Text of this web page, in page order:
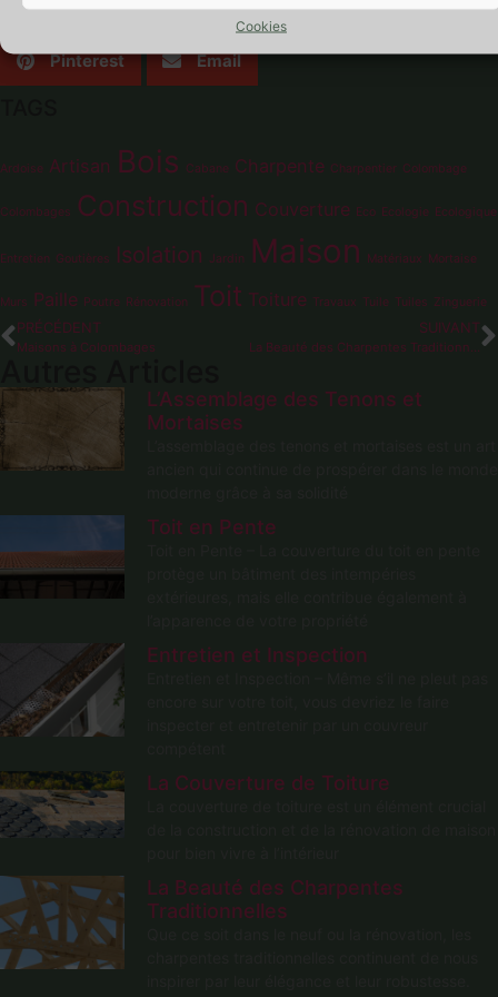
Cookies
Facebook Twitter LinkedIn
Pinterest Email
Ardoise Artisan Bois Cabane Charpente Charpentier Colombage
Colombages Construction Couverture Eco Ecologie Ecologique
Entretien Goutières Isolation Jardin Maison Matériaux Mortaise
Murs Paille Poutre Rénovation Toit Toiture Travaux Tuile Tuiles Zinguerie
PRÉCÉDENT
Maisons à Colombages
SUIVANT
La Beauté des Charpentes Traditionnelles
L’Assemblage des Tenons et
Mortaises
Toit en Pente
Entretien et Inspection
La Couverture de Toiture
La Beauté des Charpentes
Traditionnelles